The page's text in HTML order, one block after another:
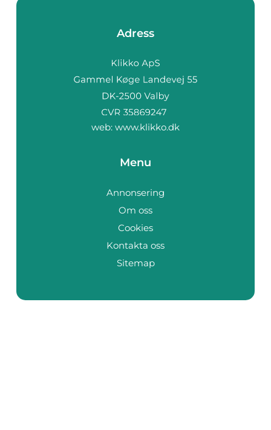
Adress
web: www.klikko.dk
Menu
Annonsering
Om oss
Cookies
Kontakta oss
Sitemap